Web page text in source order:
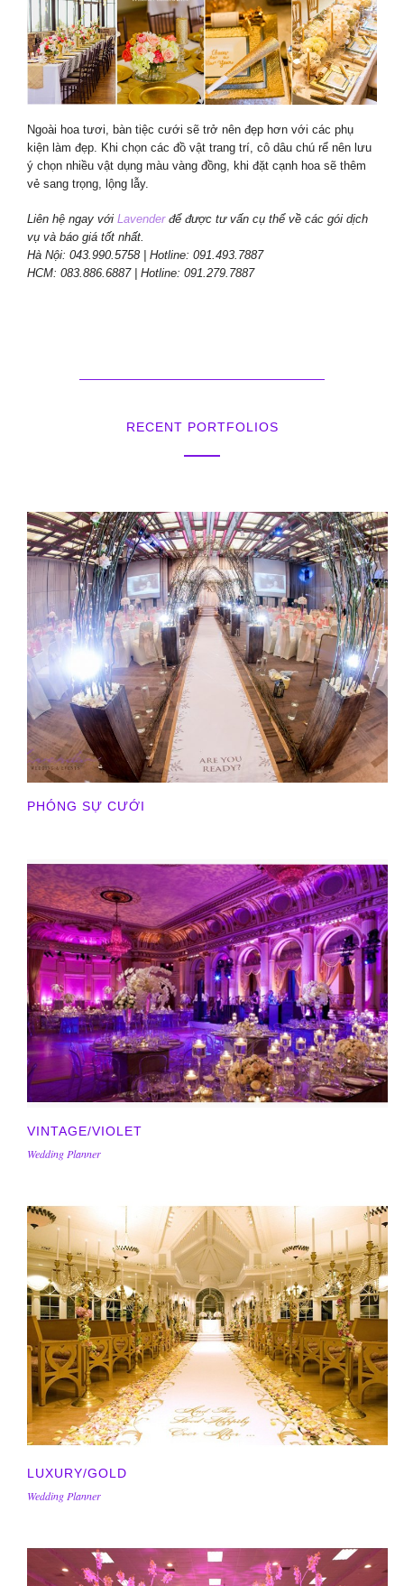
Ngoài hoa tươi, bàn tiệc cưới sẽ trở nên đẹp hơn với các phụ
kiện làm đẹp. Khi chọn các đồ vật trang trí, cô dâu chú rể nên lưu
ý chọn nhiều vật dụng màu vàng đồng, khi đặt cạnh hoa sẽ thêm
vẻ sang trọng, lộng lẫy.
Liên hệ ngay với Lavenderđể được tư vấn cụ thể về các gói dịch
vụ và báo giá tốt nhất.
Hà Nội: 043.990.5758 | Hotline: 091.493.7887
HCM: 083.886.6887 | Hotline: 091.279.7887
RECENT PORTFOLIOS
PHÓNG SỰ CƯỚI
VINTAGE/VIOLET
Wedding Planner
LUXURY/GOLD
Wedding Planner